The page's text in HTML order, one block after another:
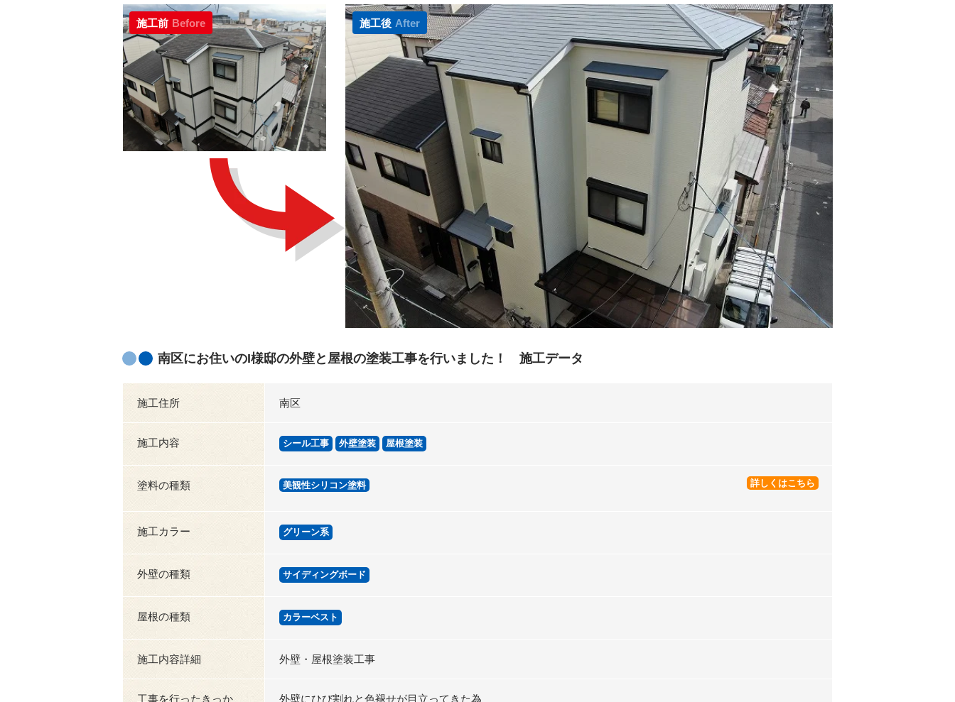
施工後 After
施工前 Before
南区にお住いのI様邸の外壁と屋根の塗装工事を行いました！ 施工データ
施工住所 南区
施工内容 シール工事 外壁塗装 屋根塗装
塗料の種類 美観性シリコン塗料 詳しくはこちら
施工カラー グリーン系
外壁の種類 サイディングボード
屋根の種類 カラーベスト
施工内容詳細 外壁・屋根塗装工事
工事を行ったきっか
外壁にひび割れと色褪せが目立ってきた為